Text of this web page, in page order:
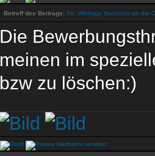
Betreff des Beitrags: Re: Wichtige Nachricht an die
Die
meinen im
bzw zu löschen:)